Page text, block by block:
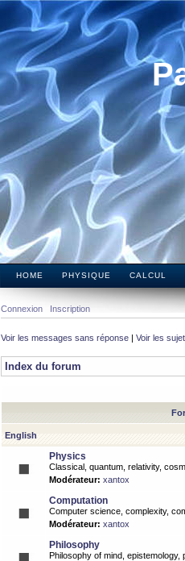
HOME PHYSIQUE CALCUL
Connexion Inscription
Voir les messages sans réponse | Voir les
Index du forum
English
Physics
Classical, quantum, relativity,
Modérateur: xantox
Computation
Computer science, complexity,
Modérateur: xantox
Philosophy
Philosophy of mind, epistemology,